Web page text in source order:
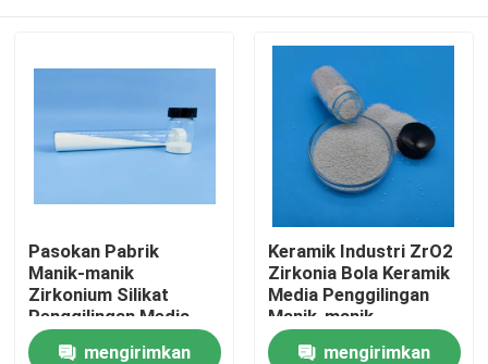
Rumah
Produk
Pasokan Pabrik
Manik-manik
Zirkonium Silikat
Penggilingan Media
Bola Keramik Zirkonia
mengirimkan
Keramik Industri ZrO2
Zirkonia Bola Keramik
Media Penggilingan
Manik-manik
Zirkonium Silikat
mengirimkan